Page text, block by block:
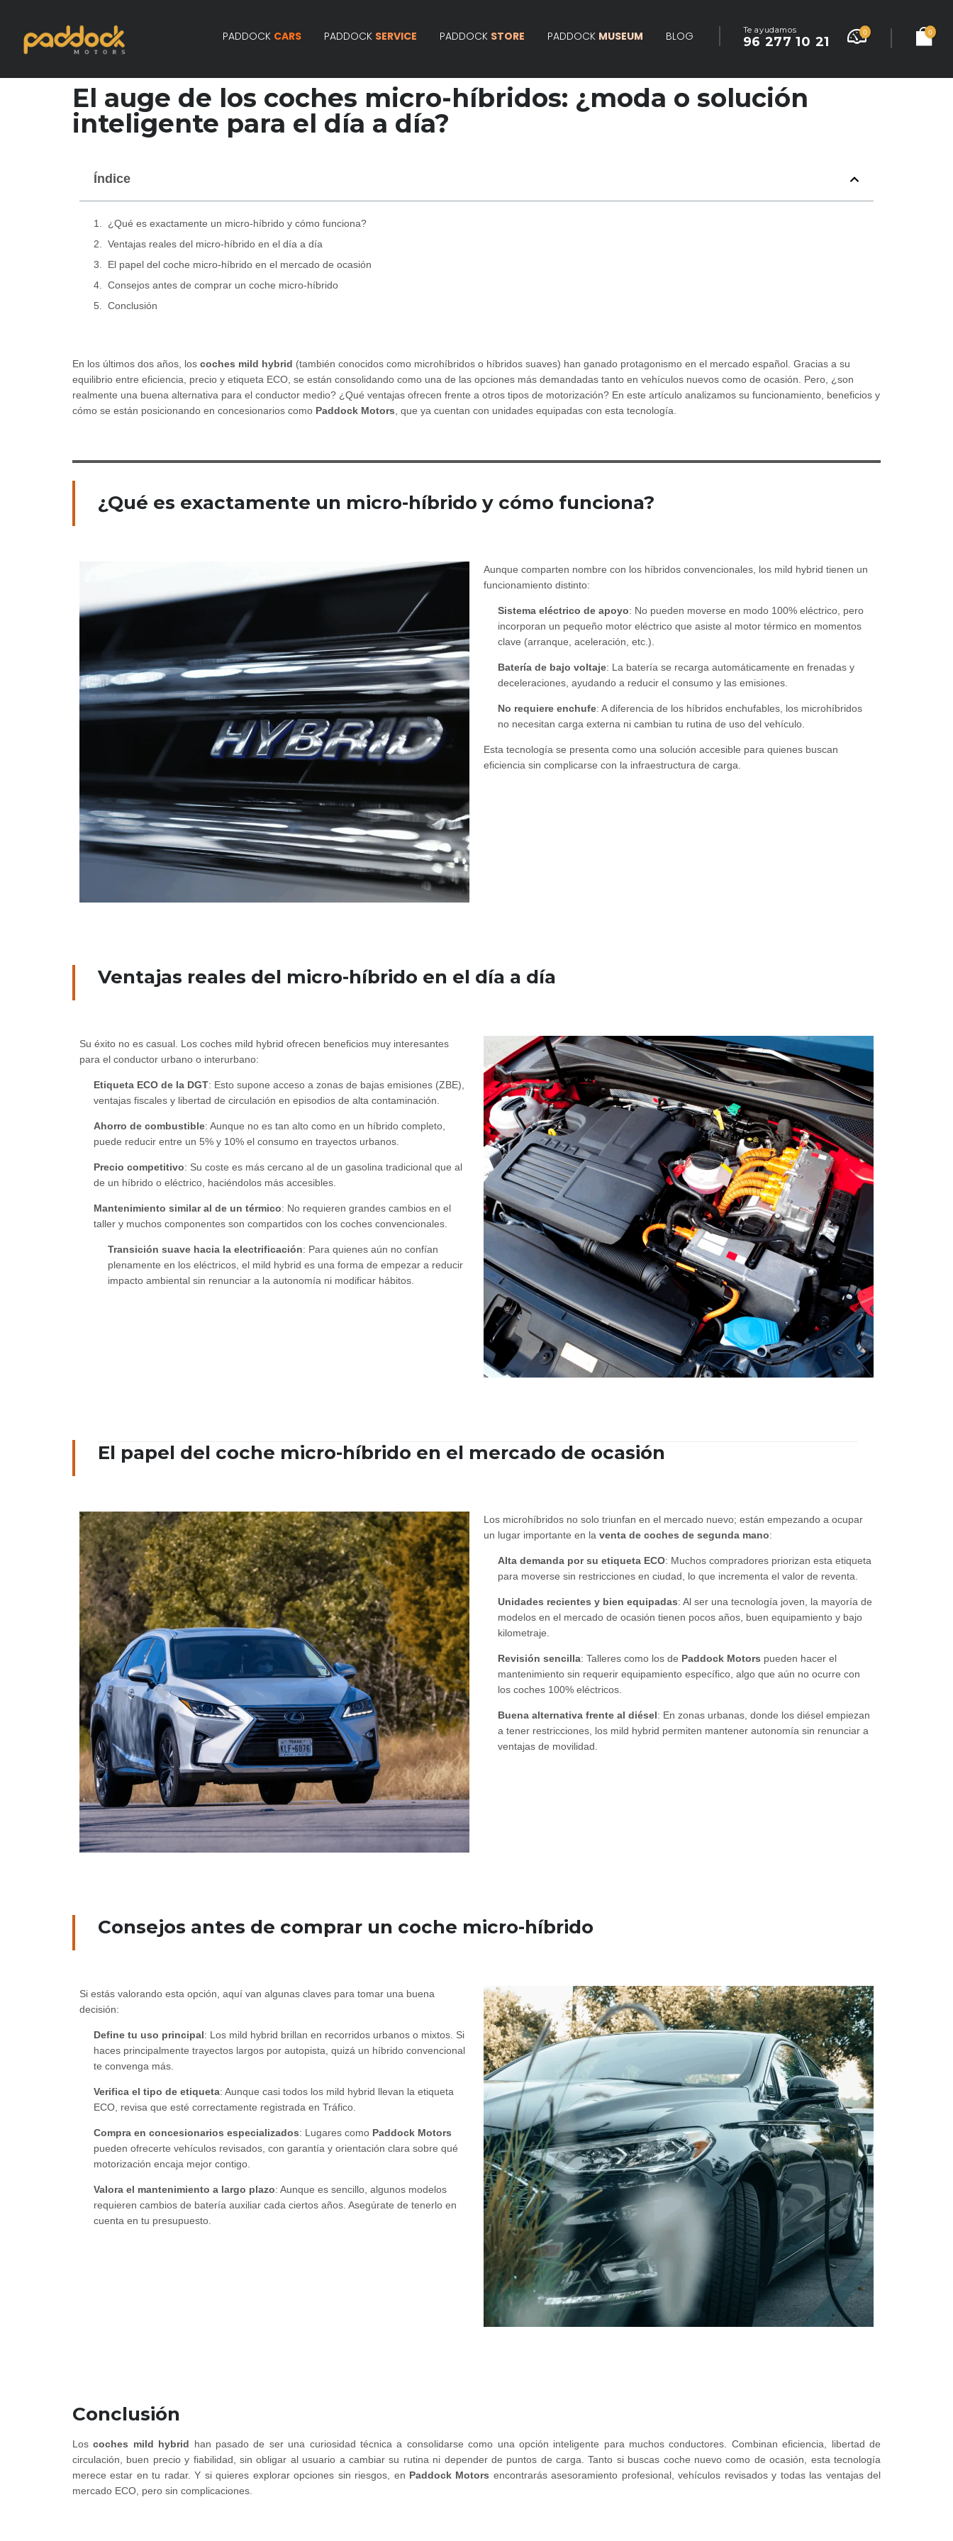
PADDOCK CARS PADDOCK SERVICE PADDOCK STORE PADDOCK MUSEUM BLOG Te ayudamos
96 277 10 21
0 0
El auge de los coches micro-híbridos: ¿moda o solución
inteligente para el día a día?
Índice
¿Qué es exactamente un micro-híbrido y cómo funciona?
Ventajas reales del micro-híbrido en el día a día
El papel del coche micro-híbrido en el mercado de ocasión
Consejos antes de comprar un coche micro-híbrido
Conclusión
En los últimos dos años, los coches mild hybrid (también conocidos como microhíbridos o híbridos suaves) han ganado protagonismo en el mercado español. Gracias a su
equilibrio entre eficiencia, precio y etiqueta ECO, se están consolidando como una de las opciones más demandadas tanto en vehículos nuevos como de ocasión. Pero, ¿son
realmente una buena alternativa para el conductor medio? ¿Qué ventajas ofrecen frente a otros tipos de motorización? En este artículo analizamos su funcionamiento, beneficios y
cómo se están posicionando en concesionarios como Paddock Motors , que ya cuentan con unidades equipadas con esta tecnología.
¿Qué es exactamente un micro-híbrido y cómo funciona?
Aunque comparten nombre con los híbridos convencionales, los mild hybrid tienen un
funcionamiento distinto:
Sistema eléctrico de apoyo: No pueden moverse en modo 100% eléctrico, pero
incorporan un pequeño motor eléctrico que asiste al motor térmico en momentos
clave (arranque, aceleración, etc.).
Batería de bajo voltaje: La batería se recarga automáticamente en frenadas y
deceleraciones, ayudando a reducir el consumo y las emisiones.
No requiere enchufe: A diferencia de los híbridos enchufables, los microhíbridos
no necesitan carga externa ni cambian tu rutina de uso del vehículo.
Esta tecnología se presenta como una solución accesible para quienes buscan
eficiencia sin complicarse con la infraestructura de carga.
Ventajas reales del micro-híbrido en el día a día
Su éxito no es casual. Los coches mild hybrid ofrecen beneficios muy interesantes
para el conductor urbano o interurbano:
Etiqueta ECO de la DGT: Esto supone acceso a zonas de bajas emisiones (ZBE),
ventajas fiscales y libertad de circulación en episodios de alta contaminación.
Ahorro de combustible: Aunque no es tan alto como en un híbrido completo,
puede reducir entre un 5% y 10% el consumo en trayectos urbanos.
Precio competitivo: Su coste es más cercano al de un gasolina tradicional que al
de un híbrido o eléctrico, haciéndolos más accesibles.
Mantenimiento similar al de un térmico: No requieren grandes cambios en el
taller y muchos componentes son compartidos con los coches convencionales.
Transición suave hacia la electrificación: Para quienes aún no confían
plenamente en los eléctricos, el mild hybrid es una forma de empezar a reducir
impacto ambiental sin renunciar a la autonomía ni modificar hábitos.
El papel del coche micro-híbrido en el mercado de ocasión
Los microhíbridos no solo triunfan en el mercado nuevo; están empezando a ocupar
un lugar importante en la venta de coches de segunda mano:
Alta demanda por su etiqueta ECO: Muchos compradores priorizan esta etiqueta
para moverse sin restricciones en ciudad, lo que incrementa el valor de reventa.
Unidades recientes y bien equipadas: Al ser una tecnología joven, la mayoría de
modelos en el mercado de ocasión tienen pocos años, buen equipamiento y bajo
kilometraje.
Revisión sencilla: Talleres como los de Paddock Motors pueden hacer el
mantenimiento sin requerir equipamiento específico, algo que aún no ocurre con
los coches 100% eléctricos.
Buena alternativa frente al diésel: En zonas urbanas, donde los diésel empiezan
a tener restricciones, los mild hybrid permiten mantener autonomía sin renunciar a
ventajas de movilidad.
Consejos antes de comprar un coche micro-híbrido
Si estás valorando esta opción, aquí van algunas claves para tomar una buena
decisión:
Define tu uso principal: Los mild hybrid brillan en recorridos urbanos o mixtos. Si
haces principalmente trayectos largos por autopista, quizá un híbrido convencional
te convenga más.
Verifica el tipo de etiqueta: Aunque casi todos los mild hybrid llevan la etiqueta
ECO, revisa que esté correctamente registrada en Tráfico.
Compra en concesionarios especializados: Lugares como Paddock Motors
pueden ofrecerte vehículos revisados, con garantía y orientación clara sobre qué
motorización encaja mejor contigo.
Valora el mantenimiento a largo plazo: Aunque es sencillo, algunos modelos
requieren cambios de batería auxiliar cada ciertos años. Asegúrate de tenerlo en
cuenta en tu presupuesto.
Conclusión
Loscoches mild hybrid han pasado de ser una curiosidad técnica a consolidarse como una opción inteligente para muchos conductores. Combinan eficiencia, libertad de
circulación, buen precio y fiabilidad, sin obligar al usuario a cambiar su rutina ni depender de puntos de carga. Tanto si buscas coche nuevo como de ocasión, esta tecnología
merece estar en tu radar. Y si quieres explorar opciones sin riesgos, en Paddock Motors encontrarás asesoramiento profesional, vehículos revisados y todas las ventajas del
mercado ECO, pero sin complicaciones.